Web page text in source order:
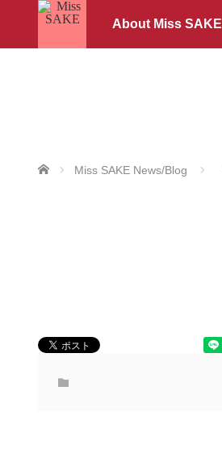
About Miss SAKE
ホーム Miss SAKE News/Blog